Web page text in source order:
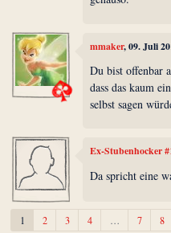
mmaker, 09. Juli
Du bist offenbar
dass das kaum
selbst sagen
Ex-Stubenhocker
Da spricht eine
1 2 3 4 … 7 8